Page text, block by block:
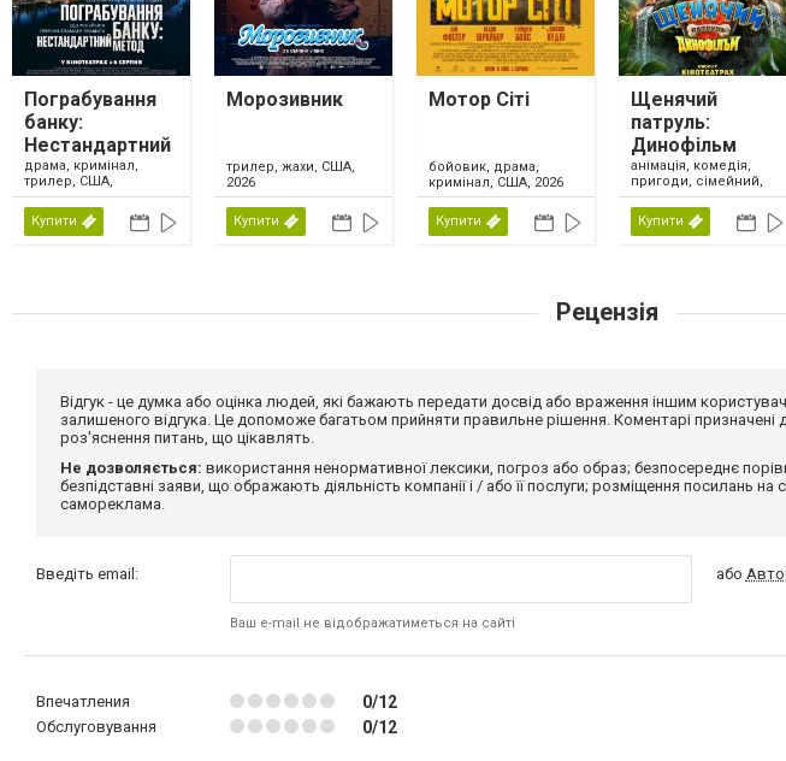
Пограбування
банку:
Нестандартний
метод
драма, кримінал,
трилер, США,
Великобританія,
Ірландія, 2026
Купити
Морозивник
трилер, жахи, США,
2026
Купити
Мотор Сіті
бойовик, драма,
кримінал, США, 2026
Купити
Щенячий
патруль:
Динофільм
анімація, комедія,
пригоди, сімейний,
США, 2026
Купити
Рецензія
Відгук - це думка або оцінка людей, які бажають передати досвід або враження іншим
залишеного відгука. Це допоможе багатьом прийняти правильне рішення. Коментарі призначені
роз'яснення питань, що цікавлять.
Не дозволяється: використання ненормативної лексики, погроз або образ; безпосереднє
безпідставні заяви, що ображають діяльність компанії і / або її послуги; розміщення посилань на
самореклама.
Введіть email:
Ваш e-mail не відображатиметься на сайті
або
Впечатления 0/12
Обслуговування 0/12